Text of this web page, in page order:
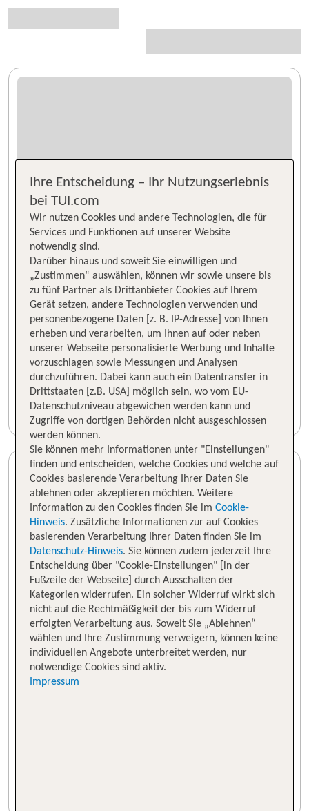
Ihre Entscheidung – Ihr Nutzungserlebnis
bei TUI.com
Wir nutzen Cookies und andere Technologien, die für
Services und Funktionen auf unserer Website
notwendig sind.
Darüber hinaus und soweit Sie einwilligen und
„Zustimmen“ auswählen, können wir sowie unsere bis
zu fünf Partner als Drittanbieter Cookies auf Ihrem
Gerät setzen, andere Technologien verwenden und
personenbezogene Daten [z. B. IP-Adresse] von Ihnen
erheben und verarbeiten, um Ihnen auf oder neben
unserer Webseite personalisierte Werbung und Inhalte
vorzuschlagen sowie Messungen und Analysen
durchzuführen. Dabei kann auch ein Datentransfer in
Drittstaaten [z.B. USA] möglich sein, wo vom EU-
Datenschutzniveau abgewichen werden kann und
Zugriffe von dortigen Behörden nicht ausgeschlossen
werden können.
Sie können mehr Informationen unter "Einstellungen"
finden und entscheiden, welche Cookies und welche auf
Cookies basierende Verarbeitung Ihrer Daten Sie
ablehnen oder akzeptieren möchten. Weitere
Information zu den Cookies finden Sie im Cookie-
Hinweis. Zusätzliche Informationen zur auf Cookies
basierenden Verarbeitung Ihrer Daten finden Sie im
Datenschutz-Hinweis. Sie können zudem jederzeit Ihre
Entscheidung über "Cookie-Einstellungen" [in der
Fußzeile der Webseite] durch Ausschalten der
Kategorien widerrufen. Ein solcher Widerruf wirkt sich
nicht auf die Rechtmäßigkeit der bis zum Widerruf
erfolgten Verarbeitung aus. Soweit Sie „Ablehnen“
wählen und Ihre Zustimmung verweigern, können keine
individuellen Angebote unterbreitet werden, nur
notwendige Cookies sind aktiv.
Impressum